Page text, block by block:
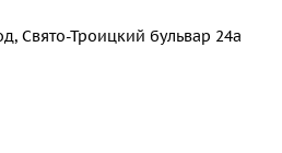
Свято-Троицкий бульвар 24а